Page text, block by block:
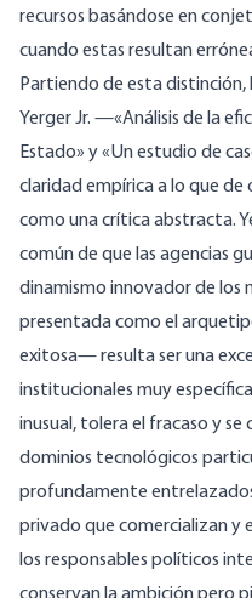
recursos basándose en
cuando estas resultan
Partiendo de esta distinción,
Yerger Jr. —«Análisis de la
Estado» y «Un estudio de
claridad empírica a lo que
como una crítica abstracta.
común de que las agencias
dinamismo innovador de los
presentada como el
exitosa— resulta ser una
institucionales muy
inusual, tolera el fracaso y
dominios tecnológicos
profundamente
privado que comercializan y
los responsables políticos